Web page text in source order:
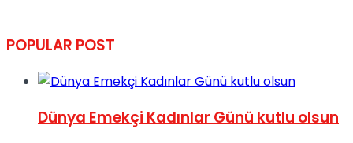
POPULAR POST
Dünya Emekçi Kadınlar Günü kutlu olsun